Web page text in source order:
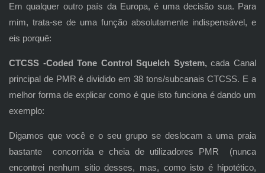
Em qualquer outro país da Europa, é uma decisão sua. Para
mim, trata-se de uma função absolutamente indispensável, e
eis porquê:
CTCSS -Coded Tone Control Squelch System, cada Canal
principal de PMR é dividido em 38 tons/subcanais CTCSS. E a
melhor forma de explicar como é que isto funciona é dando um
exemplo:
Digamos que você e o seu grupo se deslocam a uma praia
bastante concorrida e cheia de utilizadores PMR (nunca
encontrei nenhum sitio desses, mas, como isto é hipotético,